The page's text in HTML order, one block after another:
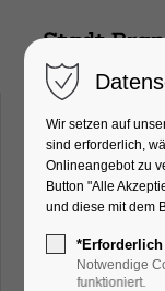
Potsdam
Wir setzen auf
sind erforderlich,
Onlineangebot zu
Button "Alle
und diese mit dem
*Erforderlich
Notwendige
funktioniert.